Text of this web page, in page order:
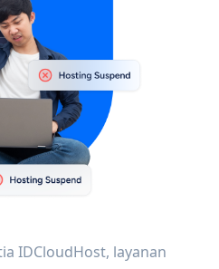
IDCloudHost, layanan